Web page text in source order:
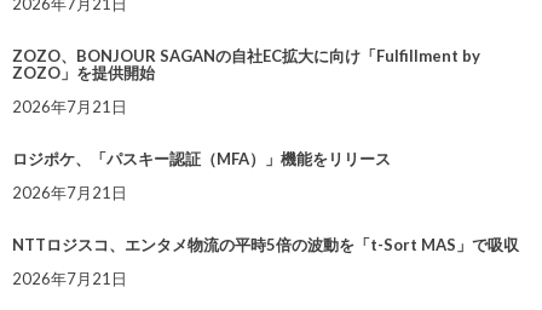
ZOZO、BONJOUR SAGANの自社EC拡大に向け「Fulfillment by
ZOZO」を提供開始
2026年7月21日
ロジポケ、「パスキー認証（MFA）」機能をリリース
2026年7月21日
NTTロジスコ、エンタメ物流の平時5倍の波動を「t-Sort MAS」で吸収
2026年7月21日